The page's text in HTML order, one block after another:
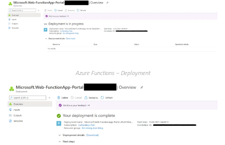
Azure Functions – Deployment